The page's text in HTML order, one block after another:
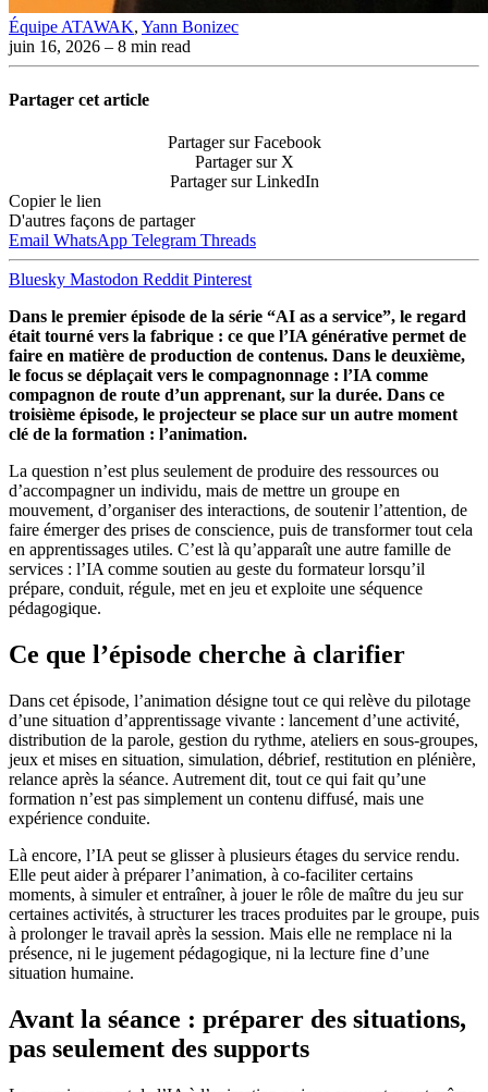
Équipe ATAWAK, Yann Bonizec
juin 16, 2026 – 8 min read
Partager cet article
Partager sur Facebook
Partager sur X
Partager sur LinkedIn
Copier le lien
D'autres façons de partager
Email WhatsApp Telegram Threads
Bluesky Mastodon Reddit Pinterest
Dans le premier épisode de la série “AI as a service”, le regard
était tourné vers la fabrique : ce que l’IA générative permet de
faire en matière de production de contenus. Dans le deuxième,
le focus se déplaçait vers le compagnonnage : l’IA comme
compagnon de route d’un apprenant, sur la durée. Dans ce
troisième épisode, le projecteur se place sur un autre moment
clé de la formation : l’animation.
La question n’est plus seulement de produire des ressources ou
d’accompagner un individu, mais de mettre un groupe en
mouvement, d’organiser des interactions, de soutenir l’attention, de
faire émerger des prises de conscience, puis de transformer tout cela
en apprentissages utiles. C’est là qu’apparaît une autre famille de
services : l’IA comme soutien au geste du formateur lorsqu’il
prépare, conduit, régule, met en jeu et exploite une séquence
pédagogique.
Ce que l’épisode cherche à clarifier
Dans cet épisode, l’animation désigne tout ce qui relève du pilotage
d’une situation d’apprentissage vivante : lancement d’une activité,
distribution de la parole, gestion du rythme, ateliers en sous-groupes,
jeux et mises en situation, simulation, débrief, restitution en plénière,
relance après la séance. Autrement dit, tout ce qui fait qu’une
formation n’est pas simplement un contenu diffusé, mais une
expérience conduite.
Là encore, l’IA peut se glisser à plusieurs étages du service rendu.
Elle peut aider à préparer l’animation, à co-faciliter certains
moments, à simuler et entraîner, à jouer le rôle de maître du jeu sur
certaines activités, à structurer les traces produites par le groupe, puis
à prolonger le travail après la session. Mais elle ne remplace ni la
présence, ni le jugement pédagogique, ni la lecture fine d’une
situation humaine.
Avant la séance : préparer des situations,
pas seulement des supports